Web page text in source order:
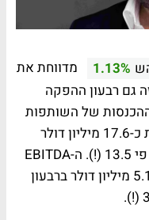
1.13%
מדווחת את
הרבעון הראשון ל-2026 שזה גם רבעון ההפקה
של השותפות
הסתכמו בכ-238 מיליון דולר, לעומת כ-17.6 מיליון דולר
ברבעון המקביל אשתקד, עלייה של פי 13.5 (!). ה-EBITDA
עלה לכ-188 מיליון דולר, לעומת כ-5.1 מיליון דולר ברבעון